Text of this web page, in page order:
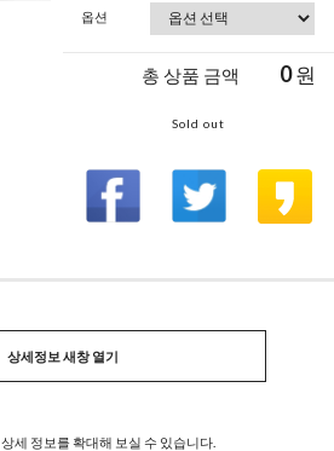
옵션
총 상품 금액 0원
Sold out
상세정보 새창 열기
상세 정보를 확대해 보실 수 있습니다.